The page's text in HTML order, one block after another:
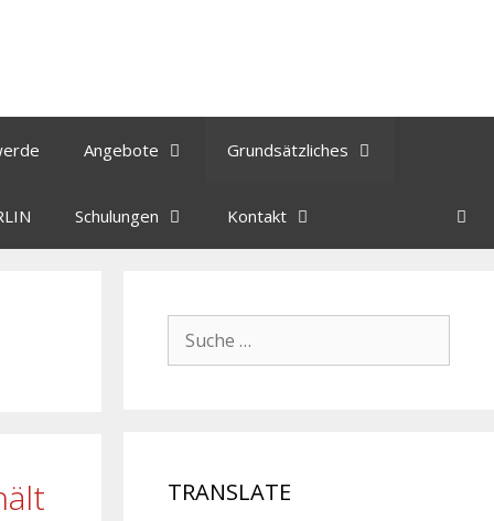
Angebote Grundsätzliches
Schulungen Kontakt
TRANSLATE